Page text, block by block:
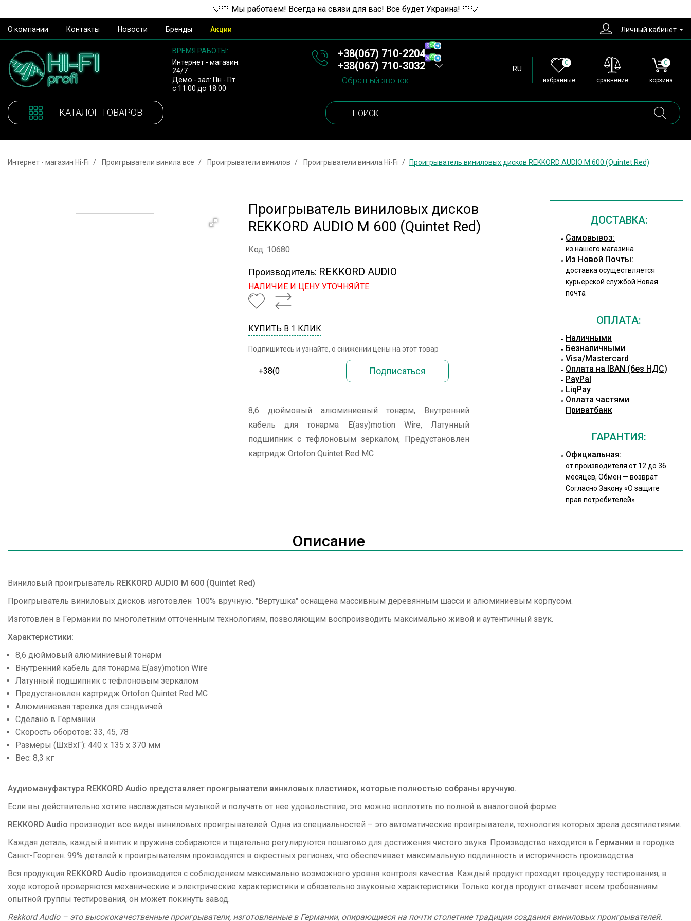
💛💙 Мы работаем! Всегда на связи для вас! Все будет Украина! 💛💙
О компании Контакты Новости Бренды Акции Личный кабинет
ВРЕМЯ РАБОТЫ:
Интернет - магазин:
24/7
Демо - зал: Пн - Пт
с 11:00 до 18:00
+38(067) 710-2204
+38(067) 710-3032
Обратный звонок
RU
0
избранные сравнение
0
корзина
КАТАЛОГ ТОВАРОВ
Интернет - магазин Hi-Fi Проигрыватели винила все Проигрыватели винилов Проигрыватели винила Hi-Fi Проигрыватель виниловых дисков REKKORD AUDIO M 600 (Quintet Red)
Проигрыватель виниловых дисков
REKKORD AUDIO M 600 (Quintet Red)
Код: 10680
Производитель: REKKORD AUDIO
НАЛИЧИЕ И ЦЕНУ УТОЧНЯЙТЕ
КУПИТЬ В 1 КЛИК
Подпишитесь и узнайте, о снижении цены на этот товар
8,6 дюймовый алюминиевый тонарм, Внутренний
кабель для тонарма E(asy)motion Wire, Латунный
подшипник с тефлоновым зеркалом, Предустановлен
картридж Ortofon Quintet Red MC
ДОСТАВКА:
Cамовывоз:
из нашего магазина
Из Новой Почты:
доставка осуществляется
курьерской службой Новая
почта
ОПЛАТА:
Наличными
Безналичными
Visa/Mastercard
Оплата на IBAN (без НДС)
PayPal
LiqPay
Оплата частями
Приватбанк
ГАРАНТИЯ:
Официальная:
от производителя от 12 до 36
месяцев, Обмен — возврат
Согласно Закону«О защите
прав потребителей»
Описание
Виниловый проигрыватель REKKORD AUDIO M 600 (Quintet Red)
Проигрыватель виниловых дисков изготовлен 100% вручную. "Вертушка" оснащена массивным деревянным шасси и алюминиевым корпусом.
Изготовлен в Германии по многолетним отточенным технологиям, позволяющим воспроизводить максимально живой и аутентичный звук.
Характеристики:
8,6 дюймовый алюминиевый тонарм
Внутренний кабель для тонарма E(asy)motion Wire
Латунный подшипник с тефлоновым зеркалом
Предустановлен картридж Ortofon Quintet Red MC
Алюминиевая тарелка для сэндвичей
Сделано в Германии
Скорость оборотов: 33, 45, 78
Размеры (ШxВxГ): 440 x 135 x 370 мм
Вес: 8,3 кг
Аудиомануфактура REKKORD Audio представляет проигрыватели виниловых пластинок, которые полностью собраны вручную.
Если вы действительно хотите наслаждаться музыкой и получать от нее удовольствие, это можно воплотить по полной в аналоговой форме.
REKKORD Audio производит все виды виниловых проигрывателей. Одна из специальностей – это автоматические проигрыватели, технология которых зрела десятилетиями.
Каждая деталь, каждый винтик и пружина собираются и тщательно регулируются пошагово для достижения чистого звука. Производство находится в Германии в городке
Санкт-Георген. 99% деталей к проигрывателям производятся в окрестных регионах, что обеспечивает максимальную подлинность и историчность производства.
Вся продукция REKKORD Audio производится с соблюдением максимально возможного уровня контроля качества. Каждый продукт проходит процедуру тестирования, в
ходе которой проверяются механические и электрические характеристики и обязательно звуковые характеристики. Только когда продукт отвечает всем требованиям
опытной группы тестирования, он может покинуть завод.
Rekkord Audio – это высококачественные проигрыватели, изготовленные в Германии, опирающиеся на почти столетние традиции создания виниловых проигрывателей.